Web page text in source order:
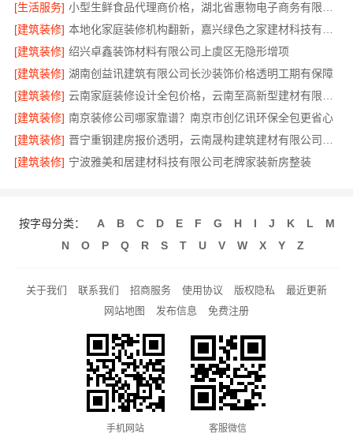
[生活服务]
[建筑装修]
[建筑装修] 绍兴卓鑫装饰材料有限公司上虞区无隐形增项
[建筑装修] 湖南创益讯建筑有限公司长沙装饰价格透明工期有保障
[建筑装修]
[建筑装修] 南京装修公司哪家靠谱？南京市创亿讯环保全包更省心
[建筑装修]
[建筑装修] 宁波雅美和居建材科技有限公司老牌家装新房整装
按字母分类： A B C D E F G H I J K L
M
N
O P Q R S T U V W X Y Z
关于我们 联系我们 招商服务 使用协议 版权隐私
最近更新
网站地图
发布信息 免费注册
手机网站 客服微信